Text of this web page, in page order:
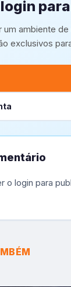
um ambiente
exclusivos
o login para